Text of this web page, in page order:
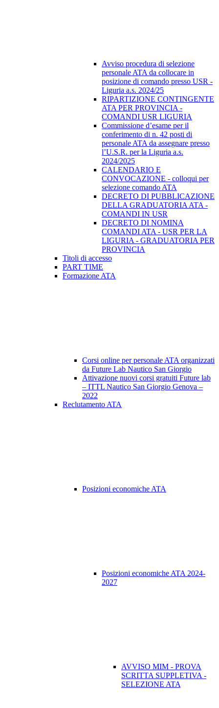
Avviso procedura di selezione
personale ATA da collocare in
posizione di comando presso USR -
Liguria a.s. 2024/25
RIPARTIZIONE CONTINGENTE
ATA PER PROVINCIA -
COMANDI USR LIGURIA
Commissione d’esame per il
conferimento di n. 42 posti di
personale ATA da assegnare presso
l’U.S.R. per la Liguria a.s.
2024/2025
CALENDARIO E
CONVOCAZIONE - colloqui per
selezione comando ATA
DECRETO DI PUBBLICAZIONE
DELLA GRADUATORIA ATA -
COMANDI IN USR
DECRETO DI NOMINA
COMANDI ATA - USR PER LA
LIGURIA - GRADUATORIA PER
PROVINCIA
Titoli di accesso
PART TIME
Formazione ATA
Corsi online per personale ATA organizzati
da Future Lab Nautico San Giorgio
Attivazione nuovi corsi gratuiti Future lab
– ITTL Nautico San Giorgio Genova –
2022
Reclutamento ATA
Posizioni economiche ATA
Posizioni economiche ATA 2024-
2027
AVVISO MIM - PROVA
SCRITTA SUPPLETIVA -
SELEZIONE ATA